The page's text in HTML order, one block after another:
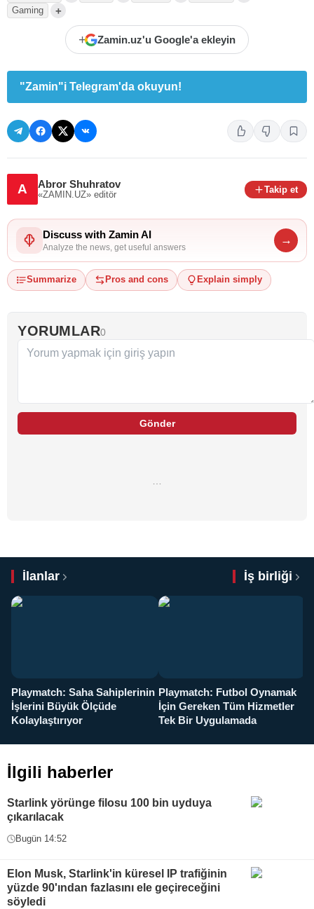
Gaming +
+ Zamin.uz'u Google'a ekleyin
"Zamin"i Telegram'da okuyun!
A Abror Shuhratov
«ZAMIN.UZ» editör
Takip et
Discuss with Zamin AI
Analyze the news, get useful answers
→
Summarize Pros and cons Explain simply
YORUMLAR0
Gönder
İlanlar İş birliği
Playmatch: Saha Sahiplerinin
İşlerini Büyük Ölçüde
Kolaylaştırıyor
Playmatch: Futbol Oynamak
İçin Gereken Tüm Hizmetler
Tek Bir Uygulamada
İlgili haberler
Starlink yörünge filosu 100 bin uyduya
çıkarılacak
Bugün 14:52
Elon Musk, Starlink'in küresel IP trafiğinin
yüzde 90'ından fazlasını ele geçireceğini
söyledi